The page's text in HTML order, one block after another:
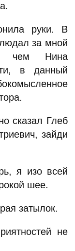
руки. В
за мной
чем Нина
в данный
сказал Глеб
зайди
я изо всей
шее.
затылок.
не